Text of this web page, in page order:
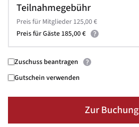
Teilnahmegebühr
Preis für Mitglieder 125,00 €
Preis für Gäste 185,00 €
Zuschuss beantragen
Gutschein verwenden
Zur Buchung